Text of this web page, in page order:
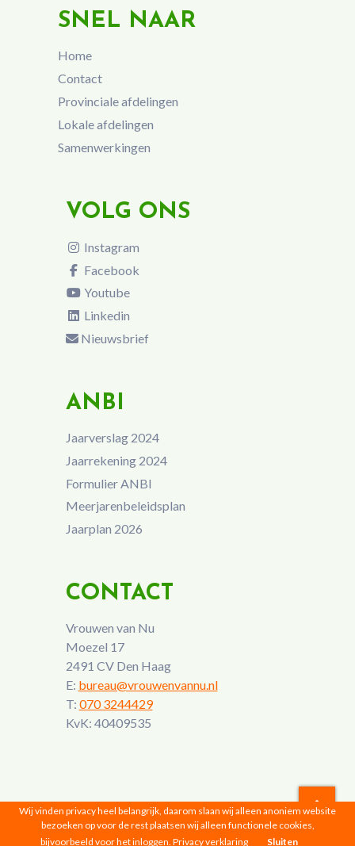
SNEL NAAR
Home
Contact
Provinciale afdelingen
Lokale afdelingen
Samenwerkingen
VOLG ONS
Instagram
Facebook
Youtube
Linkedin
Nieuwsbrief
ANBI
Jaarverslag 2024
Jaarrekening 2024
Formulier ANBI
Meerjarenbeleidsplan
Jaarplan 2026
CONTACT
Vrouwen van Nu
Moezel 17
2491 CV Den Haag
E: bureau@vrouwenvannu.nl
T: 070 3244429
KvK: 40409535
Vrouwen van Nu © 2026 |Privacyverklaring
Wij vinden privacy heel belangrijk, daarom slaan wij alleen anoniem website
bezoeken op voor de rest plaatsen wij alleen functionele cookies,
bijvoorbeeld voor het inloggen. Privacy verklaring Sluiten